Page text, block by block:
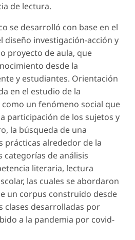
de lectura.
se desarrolló con base en el
diseño investigación-acción y
proyecto de aula, que
desde la
y estudiantes. Orientación
en el estudio de la
un fenómeno social que
participación de los sujetos y
la búsqueda de una
prácticas alrededor de la
categorías de análisis
literaria, lectura
las cuales se abordaron
un corpus construido desde
clases desarrolladas por
a la pandemia por covid-